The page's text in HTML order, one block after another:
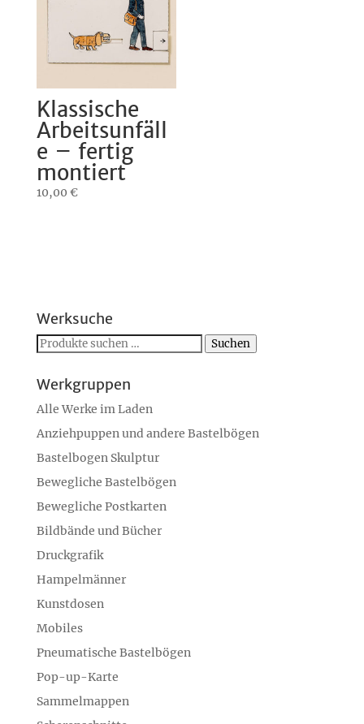
Klassische
Arbeitsunfäll
e – fertig
montiert
10,00 €
Werksuche
Suchen
Suchen
Werkgruppen
Alle Werke im Laden
Anziehpuppen und andere Bastelbögen
Bastelbogen Skulptur
Bewegliche Bastelbögen
Bewegliche Postkarten
Bildbände und Bücher
Druckgrafik
Hampelmänner
Kunstdosen
Mobiles
Pneumatische Bastelbögen
Pop-up-Karte
Sammelmappen